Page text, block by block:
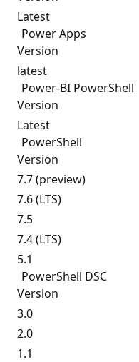
Latest
Power Apps
Version
latest
Power-BI PowerShell
Version
Latest
PowerShell
Version
7.7 (preview)
7.6 (LTS)
7.5
7.4 (LTS)
5.1
PowerShell DSC
Version
3.0
2.0
1.1